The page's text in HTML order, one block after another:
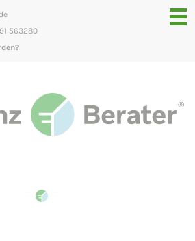
563280